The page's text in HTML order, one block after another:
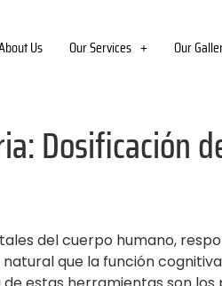
Us Our Services Our
Dosificación
del cuerpo humano,
que la función